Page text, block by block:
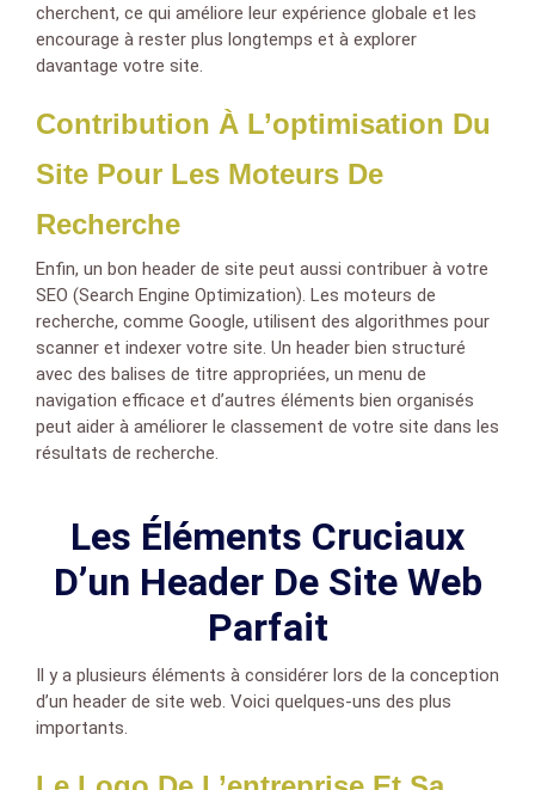
cherchent, ce qui améliore leur expérience globale et les
encourage à rester plus longtemps et à explorer
davantage votre site.
Contribution À L’optimisation Du
Site Pour Les Moteurs De
Recherche
Enfin, un bon header de site peut aussi contribuer à votre
SEO (Search Engine Optimization). Les moteurs de
recherche, comme Google, utilisent des algorithmes pour
scanner et indexer votre site. Un header bien structuré
avec des balises de titre appropriées, un menu de
navigation efficace et d’autres éléments bien organisés
peut aider à améliorer le classement de votre site dans les
résultats de recherche.
Les Éléments Cruciaux
D’un Header De Site Web
Parfait
Il y a plusieurs éléments à considérer lors de la conception
d’un header de site web. Voici quelques-uns des plus
importants.